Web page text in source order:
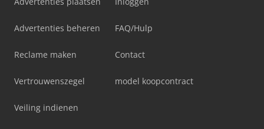
Advertenties beheren
Reclame maken
Vertrouwenszegel
Veiling indienen
FAQ/Hulp
Contact
model koopcontract